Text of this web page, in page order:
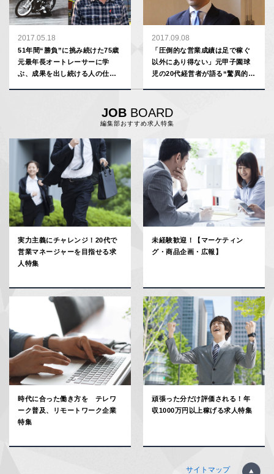
2017.05.18
51年間“勝負”に挑み続けた75歳
元最年長オートレーサーに学
ぶ、成果を出し続ける人の仕事
2017.09.08
「圧倒的な営業成績は足で稼ぐ
以外にあり得ない」元甲子園球
児の20代経営者が語る“驚異的売
JOBBOARD
編集部おすすめ求人特集
実力主義にチャレンジ！20代で
営業マネージャーを目指せる求
人特集
未経験歓迎！【マーケティン
グ・商品企画・広報】
時代に合った働き方を テレワ
ーク普及、リモートワーク企業
特集
頑張った分だけ評価される！年
収1000万円以上稼げる求人特集
サイトマップ